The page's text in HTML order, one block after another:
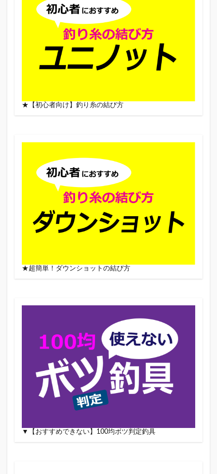
★【初心者向け】釣り糸の結び方
★超簡単！ダウンショットの結び方
▼【おすすめできない】100均ボツ判定釣具